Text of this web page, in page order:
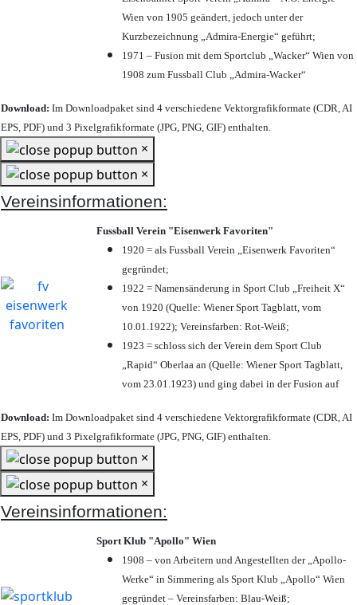
Wien von 1905 geändert, jedoch unter der
Kurzbezeichnung „Admira-Energie“ geführt;
1971 – Fusion mit dem Sportclub „Wacker“ Wien von
1908 zum Fussball Club „Admira-Wacker“
Download: Im Downloadpaket sind 4 verschiedene Vektorgrafikformate (CDR, AI
EPS, PDF) und 3 Pixelgrafikformate (JPG, PNG, GIF) enthalten.
×
×
Vereinsinformationen:
Fussball Verein "Eisenwerk Favoriten"
1920 = als Fussball Verein „Eisenwerk Favoriten“
gegründet;
1922 = Namensänderung in Sport Club „Freiheit X“
von 1920 (Quelle: Wiener Sport Tagblatt, vom
10.01.1922); Vereinsfarben: Rot-Weiß;
1923 = schloss sich der Verein dem Sport Club
„Rapid“ Oberlaa an (Quelle: Wiener Sport Tagblatt,
vom 23.01.1923) und ging dabei in der Fusion auf
Download: Im Downloadpaket sind 4 verschiedene Vektorgrafikformate (CDR, AI
EPS, PDF) und 3 Pixelgrafikformate (JPG, PNG, GIF) enthalten.
×
×
Vereinsinformationen:
Sport Klub "Apollo" Wien
1908 – von Arbeitern und Angestellten der „Apollo-
Werke“ in Simmering als Sport Klub „Apollo“ Wien
gegründet – Vereinsfarben: Blau-Weiß;